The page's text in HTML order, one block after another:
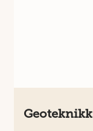
Geoteknikk